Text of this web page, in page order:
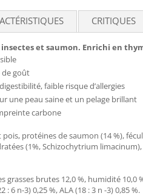
CRITIQUES
et saumon. Enrichi en
de goût
faible risque d’allergies
une peau saine et un pelage brillant
carbone
pois, protéines de saumon (14 %),
(1%, Schizochytrium
grasses brutes 12,0 %, humidité 10,0
: 6 n-3) 0,25 %, ALA (18 : 3 n -3) 0,85 %.